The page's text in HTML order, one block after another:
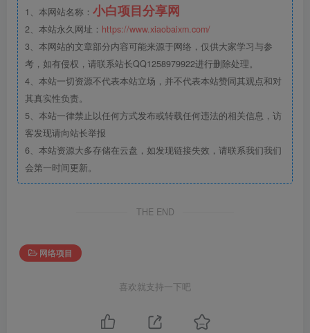
1、本网站名称： 小白项目分享网
2、本站永久网址： https://www.xiaobaixm.com/
3、本网站的文章部分内容可能来源于网络，仅供大家学习与参
考，如有侵权，请联系站长QQ1258979922进行删除处理。
4、本站一切资源不代表本站立场，并不代表本站赞同其观点和对
其真实性负责。
5、本站一律禁止以任何方式发布或转载任何违法的相关信息，访
客发现请向站长举报
6、本站资源大多存储在云盘，如发现链接失效，请联系我们我们
会第一时间更新。
THE END
网络项目
喜欢就支持一下吧